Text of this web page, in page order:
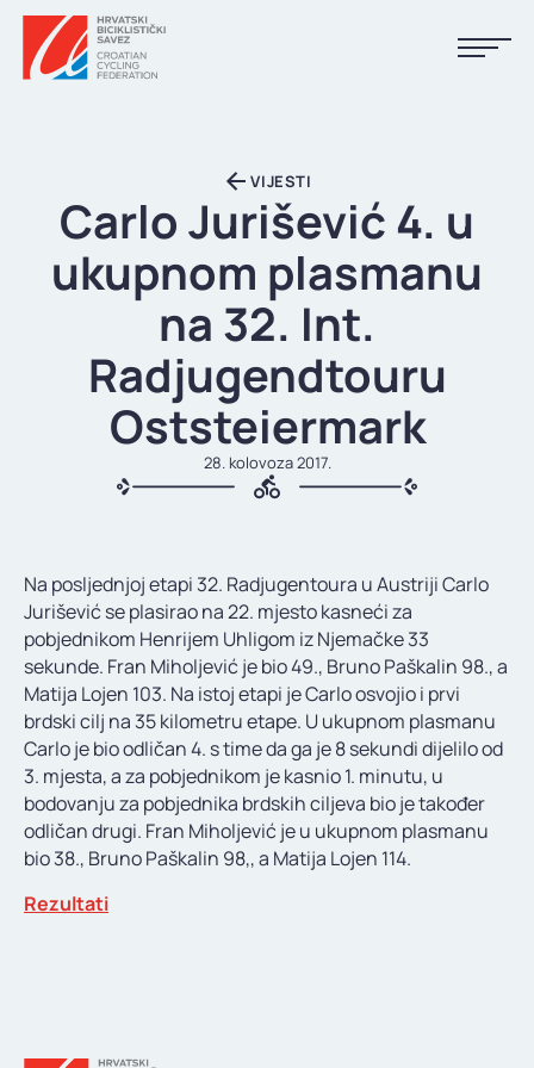
KALENDAR
REZULTATI
TIJELA HBS-A
DOKUMENTI
VIJESTI
Carlo Jurišević 4. u
ukupnom plasmanu
na 32. Int.
Radjugendtouru
Oststeiermark
28. kolovoza 2017.
Na posljednjoj etapi 32. Radjugentoura u Austriji Carlo
Jurišević se plasirao na 22. mjesto kasneći za
pobjednikom Henrijem Uhligom iz Njemačke 33
sekunde. Fran Miholjević je bio 49., Bruno Paškalin 98., a
Matija Lojen 103. Na istoj etapi je Carlo osvojio i prvi
brdski cilj na 35 kilometru etape. U ukupnom plasmanu
Carlo je bio odličan 4. s time da ga je 8 sekundi dijelilo od
3. mjesta, a za pobjednikom je kasnio 1. minutu, u
bodovanju za pobjednika brdskih ciljeva bio je također
odličan drugi. Fran Miholjević je u ukupnom plasmanu
bio 38., Bruno Paškalin 98,, a Matija Lojen 114.
Rezultati